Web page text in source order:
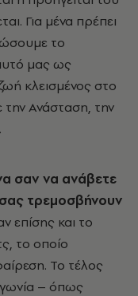
Για μένα πρέπει
το
μας ως
κλεισμένος στο
Ανάσταση, την
σαν να ανάβετε
τρεμοσβήνουν
επίσης και το
το οποίο
Το τέλος
– όπως